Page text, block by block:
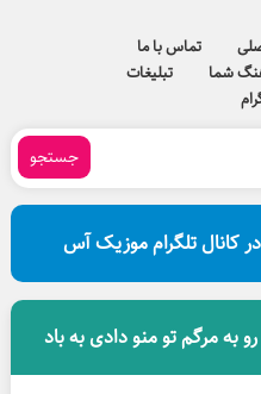
تماس با ما
شما
تبلیغات
جستجو
کانال تلگرام موزیک آس
به مرگم تو منو دادی به باد